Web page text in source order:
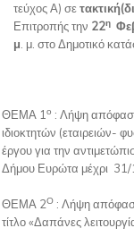
τεύχος Α) σετακτική(
Επιτροπής την 22η
μ . μ. στο Δημοτικό
ΘΕΜΑ 1ο : Λήψη
ιδιοκτητών
έργου για την
Δήμου Ευρώτα μέχρι 31/
ΘΕΜΑ 2Ο : Λήψη
τίτλο «Δαπάνες